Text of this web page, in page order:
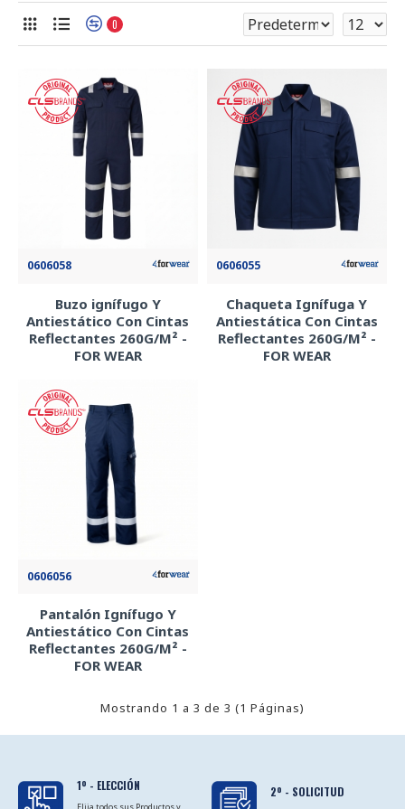
0
0606058
Buzo ignífugo Y
Antiestático Con Cintas
Reflectantes 260G/M² -
FOR WEAR
0606055
Chaqueta Ignífuga Y
Antiestática Con Cintas
Reflectantes 260G/M² -
FOR WEAR
0606056
Pantalón Ignífugo Y
Antiestático Con Cintas
Reflectantes 260G/M² -
FOR WEAR
Mostrando 1 a 3 de 3 (1 Páginas)
1º - ELECCIÓN 2º - SOLICITUD